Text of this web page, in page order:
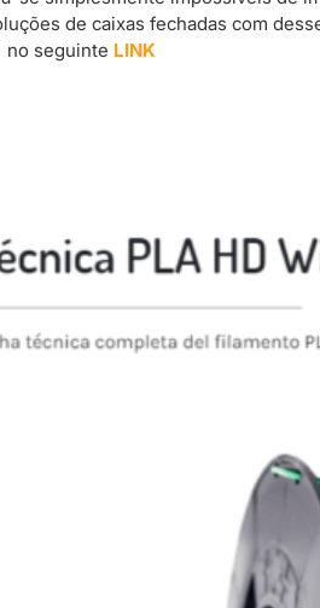
de caixas fechadas com
no seguinte LINK